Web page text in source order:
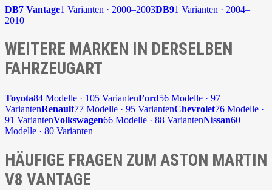
DB7 Vantage1 Varianten · 2000–2003DB91 Varianten · 2004–
2010
WEITERE MARKEN IN DERSELBEN
FAHRZEUGART
Toyota84 Modelle · 105 VariantenFord56 Modelle · 97
VariantenRenault77 Modelle · 95 VariantenChevrolet76 Modelle ·
91 VariantenVolkswagen66 Modelle · 88 VariantenNissan60
Modelle · 80 Varianten
HÄUFIGE FRAGEN ZUM ASTON MARTIN
V8 VANTAGE